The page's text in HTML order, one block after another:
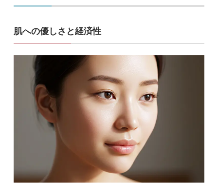
肌への優しさと経済性